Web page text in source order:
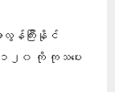
န်ကြီးနိုင်
၁၂၀ ကို ကုသပေး